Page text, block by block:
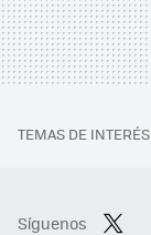
TEMAS DE INTERÉS
Síguenos